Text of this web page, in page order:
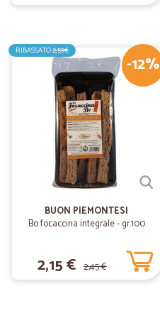
-12%
RIBASSATO2,59€
BUON PIEMONTESI
Bo focaccina integrale - gr.100
2,15 € 2,45 €